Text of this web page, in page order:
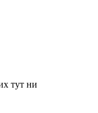
тут ни